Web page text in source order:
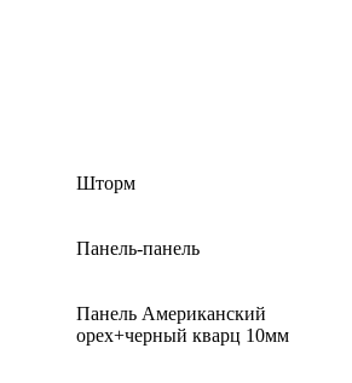
Шторм
Панель-панель
Панель Американский
орех+черный кварц 10мм